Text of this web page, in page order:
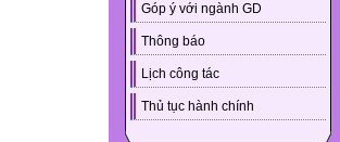
Góp ý với ngành GD
Thông báo
Lịch công tác
Thủ tục hành chính